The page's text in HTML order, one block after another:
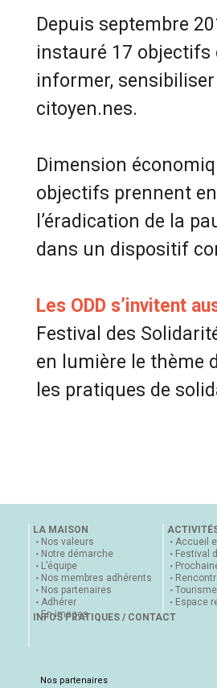
Depuis septembre
instauré 17 objectifs
informer,
citoyen.nes.
Dimension
objectifs prennent
l’éradication de la
dans un dispositif
Les ODD s’invitent
Festival des
en lumière le thème
les pratiques de
LA MAISON
Nos valeurs
Notre démarche
L’équipe
Nos membres adhérents
Nos partenaires
Adhérer
En images
Accueil
Festival
Espace
INFOS PRATIQUES / CONTACT
Nos partenaires